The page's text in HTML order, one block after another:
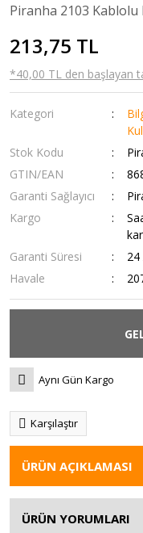
Piranha 2103
213,75 TL
*40,00 TL den başlayan
Kategori
Stok Kodu
GTIN/EAN
Garanti Sağlayıcı
Kargo
Garanti Süresi
24
Havale
Aynı Gün Kargo
Karşılaştır
ÜRÜN AÇIKLAMASI
ÜRÜN YORUMLARI